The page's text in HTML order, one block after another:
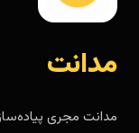
مدانت